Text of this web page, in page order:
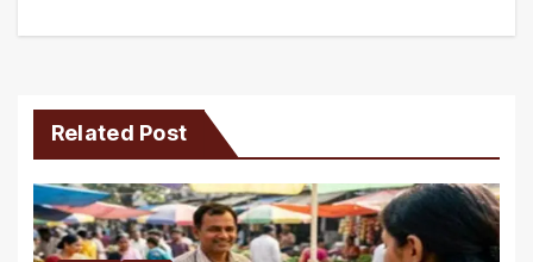
Related Post